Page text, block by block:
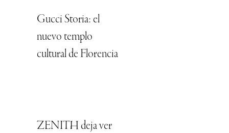
Gucci Storia: el
nuevo templo
cultural de Florencia
ZENITH deja ver